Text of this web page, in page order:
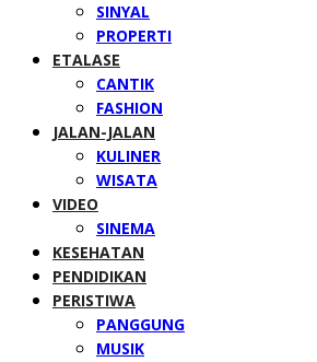
SINYAL
PROPERTI
ETALASE
CANTIK
FASHION
JALAN-JALAN
KULINER
WISATA
VIDEO
SINEMA
KESEHATAN
PENDIDIKAN
PERISTIWA
PANGGUNG
MUSIK